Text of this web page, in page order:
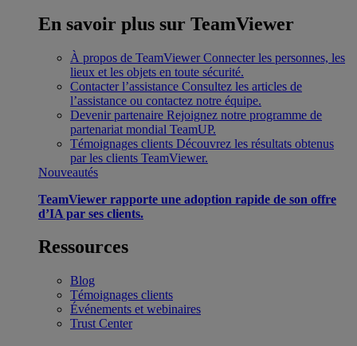
En savoir plus sur TeamViewer
À propos de TeamViewer Connecter les personnes, les
lieux et les objets en toute sécurité.
Contacter l’assistance Consultez les articles de
l’assistance ou contactez notre équipe.
Devenir partenaire Rejoignez notre programme de
partenariat mondial TeamUP.
Témoignages clients Découvrez les résultats obtenus
par les clients TeamViewer.
Nouveautés
TeamViewer rapporte une adoption rapide de son offre
d’IA par ses clients.
Ressources
Blog
Témoignages clients
Événements et webinaires
Trust Center